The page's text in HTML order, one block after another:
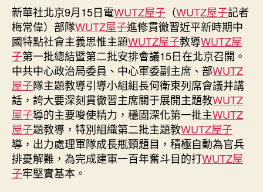
時
租
中
國
特
點
社
會
主
義
思
惟
主
新華社北京9月15日電WUTZ屋子 （WUTZ屋子記者
梅常偉）部隊WUTZ屋子進修貫徹習近平新時期中
國特點社會主義思惟主題WUTZ屋子教導WUTZ屋
子第一批總結暨第二批安排會議15日在北京召開。
中共中心政治局委員、中心軍委副主席、部WUTZ
屋子隊主題教導引導小組組長何衛東列席會議并講
話，誇大要深刻貫徹習主席關于展開主題教WUTZ
屋子導的主要唆使精力，穩固深化第一批主WUTZ
屋子題教導，特別組織第二批主題教WUTZ屋子
導，出力處理軍隊成長瓶頸題目，積極自動為官兵
排憂解難，為完成建軍一百年奮斗目的打WUTZ屋
子牢堅實基本。